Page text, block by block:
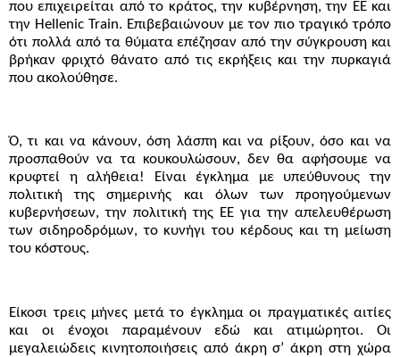
που επιχειρείται από το κράτος, την κυβέρνηση, την ΕΕ και
την Hellenic Train. Επιβεβαιώνουν με τον πιο τραγικό τρόπο
ότι πολλά από τα θύματα επέζησαν από την σύγκρουση και
βρήκαν φριχτό θάνατο από τις εκρήξεις και την πυρκαγιά
που ακολούθησε.
Ό, τι και να κάνουν, όση λάσπη και να ρίξουν, όσο και να
προσπαθούν να τα κουκουλώσουν, δεν θα αφήσουμε να
κρυφτεί η αλήθεια! Είναι έγκλημα με υπεύθυνους την
πολιτική της σημερινής και όλων των προηγούμενων
κυβερνήσεων, την πολιτική της ΕΕ για την απελευθέρωση
των σιδηροδρόμων, το κυνήγι του κέρδους και τη μείωση
του κόστους.
Είκοσι τρεις μήνες μετά το έγκλημα οι πραγματικές αιτίες
και οι ένοχοι παραμένουν εδώ και ατιμώρητοι. Οι
μεγαλειώδεις κινητοποιήσεις από άκρη σ’ άκρη στη χώρα